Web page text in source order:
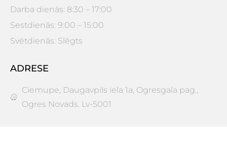
Darba dienās: 8:30 – 17:00
Sestdienās: 9:00 – 15:00
Svētdienās: Slēgts
ADRESE
Ciemupe, Daugavpils iela 1a, Ogresgala pag.,
Ogres Novads. Lv-5001